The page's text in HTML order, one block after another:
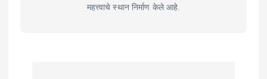
महत्त्वाचे स्थान निर्माण केले आहे.